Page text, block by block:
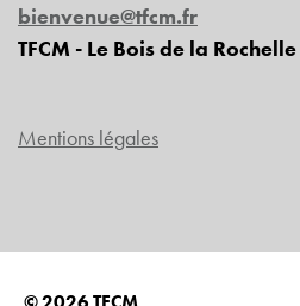
bienvenue@tfcm.fr
TFCM - Le Bois de la
Mentions légales